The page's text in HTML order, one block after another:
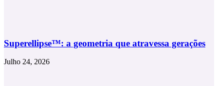
Superellipse™: a geometria que atravessa gerações
Julho 24, 2026